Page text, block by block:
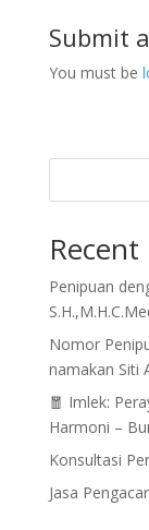
Submit
You must be
Recent
Penipuan
Nomor
namakan Siti
🧧 Imlek:
Harmoni –
Konsultasi
Jasa